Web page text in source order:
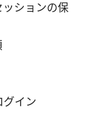
ションの保
グイン